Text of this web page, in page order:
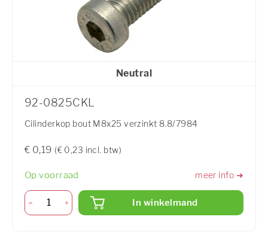
Neutral
92-0825CKL
Cilinderkop bout M8x25 verzinkt 8.8/7984
€ 0,19 (€ 0,23 incl. btw)
Op voorraad meer info ➜
In winkelmand